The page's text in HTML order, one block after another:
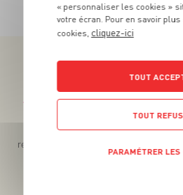
Téléchargez l’App pour
Des promos exclusives, des
recettes gourmandes, des jeux
app !
« personnaliser les cookies »
votre écran. Pour en savoir
cookies, cliquez-ici
TOUT
TOUT
PARAMÉTRER LES